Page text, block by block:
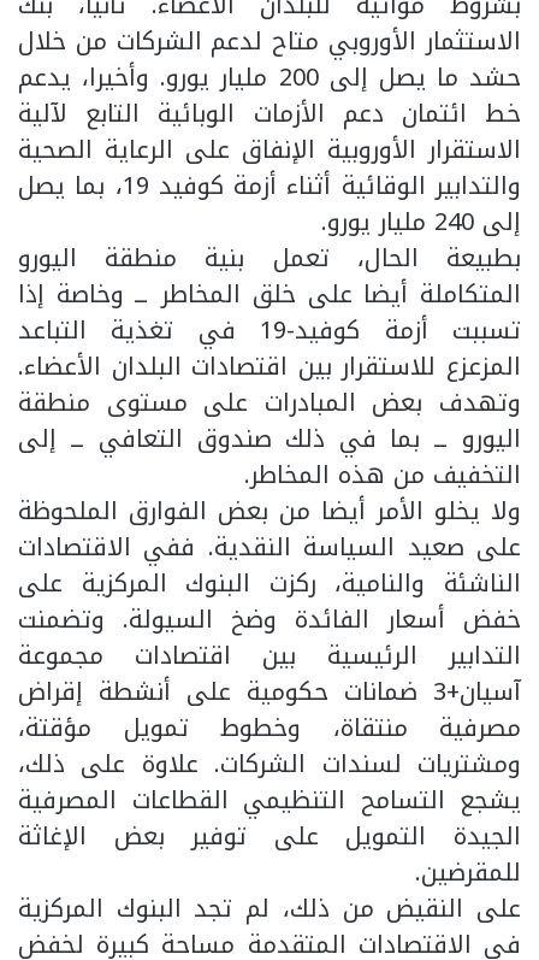
الاستثمار الأوروبي متاح لدعم الشركات من خلال
حشد ما يصل إلى 200 مليار يورو. وأخيرا، يدعم
خط ائتمان دعم الأزمات الوبائية التابع لآلية
الاستقرار الأوروبية الإنفاق على الرعاية الصحية
والتدابير الوقائية أثناء أزمة كوفيد 19، بما يصل
إلى 240 مليار يورو.
بطبيعة الحال، تعمل بنية منطقة اليورو
المتكاملة أيضا على خلق المخاطر ــ وخاصة إذا
تسببت أزمة كوفيد-19 في تغذية التباعد
المزعزع للاستقرار بين اقتصادات البلدان الأعضاء.
وتهدف بعض المبادرات على مستوى منطقة
اليورو ــ بما في ذلك صندوق التعافي ــ إلى
التخفيف من هذه المخاطر.
ولا يخلو الأمر أيضا من بعض الفوارق الملحوظة
على صعيد السياسة النقدية. ففي الاقتصادات
الناشئة والنامية، ركزت البنوك المركزية على
خفض أسعار الفائدة وضخ السيولة. وتضمنت
التدابير الرئيسية بين اقتصادات مجموعة
آسيان+3 ضمانات حكومية على أنشطة إقراض
مصرفية منتقاة، وخطوط تمويل مؤقتة،
ومشتريات لسندات الشركات. علاوة على ذلك،
يشجع التسامح التنظيمي القطاعات المصرفية
الجيدة التمويل على توفير بعض الإغاثة
للمقرضين.
على النقيض من ذلك، لم تجد البنوك المركزية
في الاقتصادات المتقدمة مساحة كبيرة لخفض